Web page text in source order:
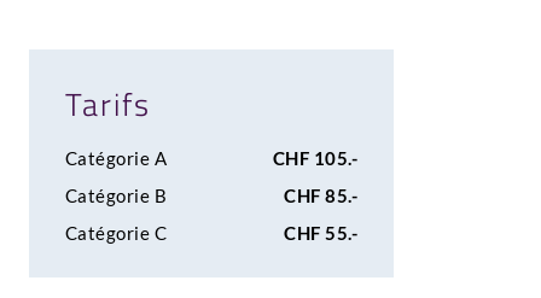
Tarifs
Catégorie A
CHF 105.-
Catégorie B
CHF 85.-
Catégorie C
CHF 55.-